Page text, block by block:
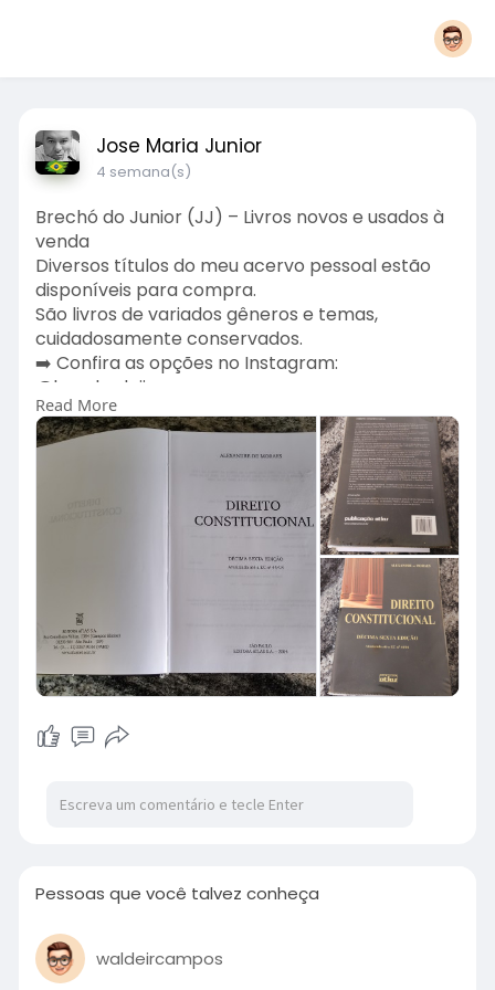
Jose Maria Junior
4 semana(s)
Brechó do Junior (JJ) – Livros novos e usados à
venda
Diversos títulos do meu acervo pessoal estão
disponíveis para compra.
São livros de variados gêneros e temas,
cuidadosamente conservados.
➡️ Confira as opções no Instagram:
@brechodojjr
➡️ Adquira diretamente pela OLX:
https://www.olx.com.br/perfil/j-junior-e02f9637
Aproveite a oportunidade de enriquecer sua
leitura por um ótimo custo-benefício.
Read More
Pessoas que você talvez conheça
waldeircampos